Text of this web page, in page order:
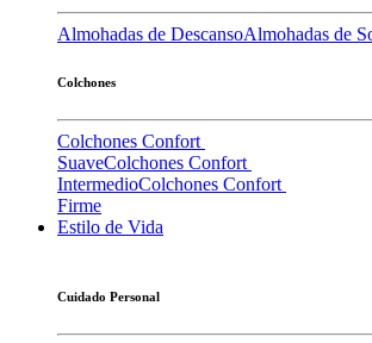
Almohadas de DescansoAlmohadas de
Colchones
Colchones Confort
SuaveColchones Confort
IntermedioColchones Confort
Firme
Estilo de Vida
Cuidado Personal